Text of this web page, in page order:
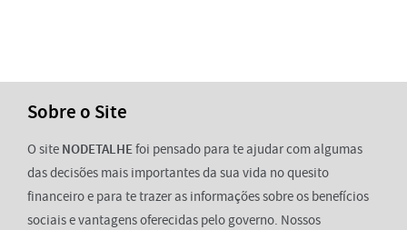
Sobre o Site
O site NODETALHEfoi pensado para te ajudar com algumas
das decisões mais importantes da sua vida no quesito
financeiro e para te trazer as informações sobre os benefícios
sociais e vantagens oferecidas pelo governo. Nossos